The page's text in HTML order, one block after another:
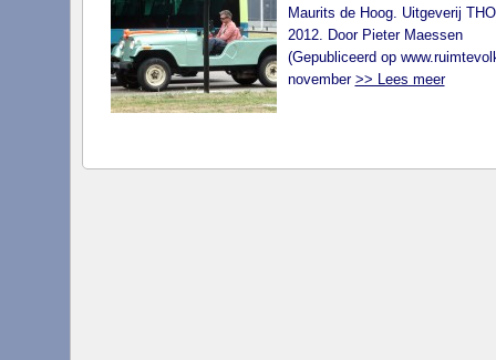
Maurits de Hoog. Uitgeverij
2012. Door Pieter Maessen
(Gepubliceerd op
november >> Lees meer